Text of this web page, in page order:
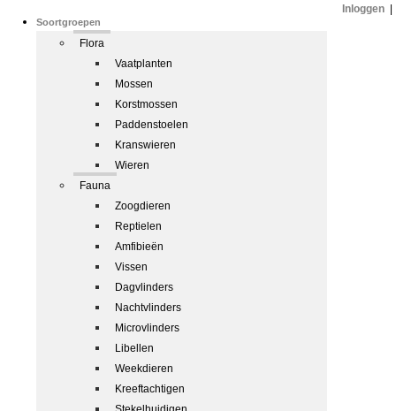
Soortgroepen
Flora
Vaatplanten
Mossen
Korstmossen
Paddenstoelen
Kranswieren
Wieren
Fauna
Zoogdieren
Reptielen
Amfibieën
Vissen
Dagvlinders
Nachtvlinders
Microvlinders
Libellen
Weekdieren
Kreeftachtigen
Inloggen